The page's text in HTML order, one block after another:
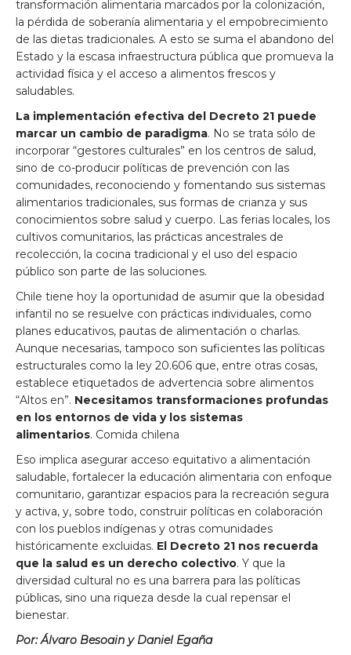
transformación alimentaria marcados por la colonización,
la pérdida de soberanía alimentaria y el empobrecimiento
de las dietas tradicionales. A esto se suma el abandono del
Estado y la escasa infraestructura pública que promueva la
actividad física y el acceso a alimentos frescos y
saludables.
La implementación efectiva del Decreto 21 puede
marcar un cambio de paradigma. No se trata sólo de
incorporar “gestores culturales” en los centros de salud,
sino de co-producir políticas de prevención con las
comunidades, reconociendo y fomentando sus sistemas
alimentarios tradicionales, sus formas de crianza y sus
conocimientos sobre salud y cuerpo. Las ferias locales, los
cultivos comunitarios, las prácticas ancestrales de
recolección, la cocina tradicional y el uso del espacio
público son parte de las soluciones.
Chile tiene hoy la oportunidad de asumir que la obesidad
infantil no se resuelve con prácticas individuales, como
planes educativos, pautas de alimentación o charlas.
Aunque necesarias, tampoco son suficientes las políticas
estructurales como la ley 20.606 que, entre otras cosas,
establece etiquetados de advertencia sobre alimentos
“Altos en”. Necesitamos transformaciones profundas
en los entornos de vida y los sistemas
alimentarios. Comida chilena
Eso implica asegurar acceso equitativo a alimentación
saludable, fortalecer la educación alimentaria con enfoque
comunitario, garantizar espacios para la recreación segura
y activa, y, sobre todo, construir políticas en colaboración
con los pueblos indígenas y otras comunidades
históricamente excluidas. El Decreto 21 nos recuerda
que la salud es un derecho colectivo. Y que la
diversidad cultural no es una barrera para las políticas
públicas, sino una riqueza desde la cual repensar el
bienestar.
Por:Álvaro Besoain y Daniel Egaña